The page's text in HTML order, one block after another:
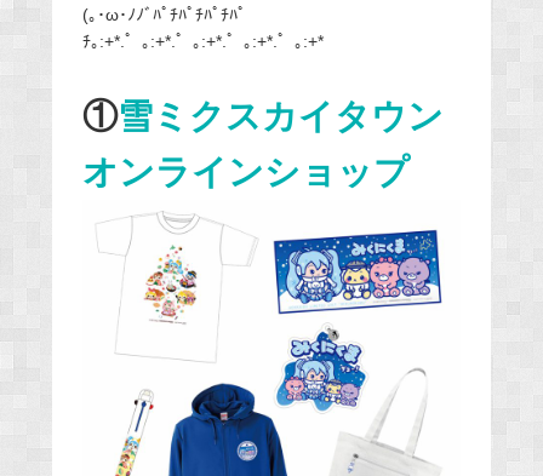
(｡･ω･ﾉﾉﾞﾊﾟﾁﾊﾟﾁﾊﾟﾁﾊﾟ
ﾁ｡:+*.゜｡:+*.゜｡:+*.゜｡:+*.゜｡:+*
①雪ミクスカイタウン
オンラインショップ